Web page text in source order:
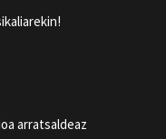
arratsaldeaz